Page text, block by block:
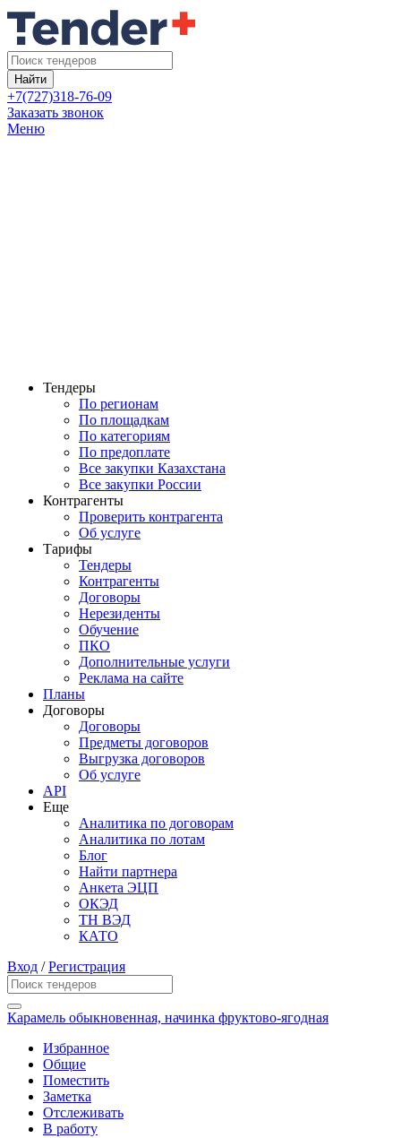
Найти
+7(727)318-76-09
Заказать звонок
Меню
Тендеры
По регионам
По площадкам
По категориям
По предоплате
Все закупки Казахстана
Все закупки России
Контрагенты
Проверить контрагента
Об услуге
Тарифы
Тендеры
Контрагенты
Договоры
Нерезиденты
Обучение
ПКО
Дополнительные услуги
Реклама на сайте
Планы
Договоры
Договоры
Предметы договоров
Выгрузка договоров
Об услуге
API
Еще
Аналитика по договорам
Аналитика по лотам
Блог
Найти партнера
Анкета ЭЦП
ОКЭД
ТН ВЭД
КАТО
Вход /Регистрация
Карамель обыкновенная, начинка фруктово-ягодная
Избранное
Общие
Поместить
Заметка
Отслеживать
В работу